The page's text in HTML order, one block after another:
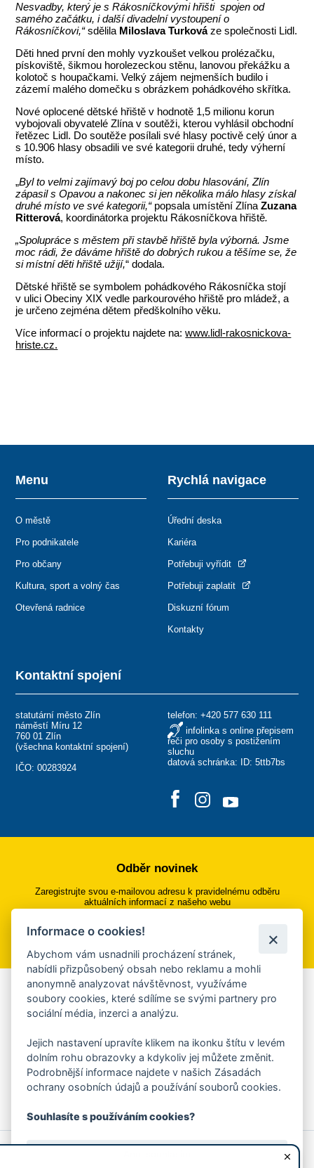
Nesvadby, který je s Rákosníčkovými hřišti spojen od
samého začátku, i další divadelní vystoupení o
Rákosníčkovi,“sdělila Miloslava Turkováze společnosti Lidl.
Děti hned první den mohly vyzkoušet velkou prolézačku,
pískoviště, šikmou horolezeckou stěnu, lanovou překážku a
kolotoč s houpačkami. Velký zájem nejmenších budilo i
zázemí malého domečku s obrázkem pohádkového skřítka.
Nové oplocené dětské hřiště v hodnotě 1,5 milionu korun
vybojovali obyvatelé Zlína v soutěži, kterou vyhlásil obchodní
řetězec Lidl. Do soutěže posílali své hlasy poctivě celý únor a
s 10.906 hlasy obsadili ve své kategorii druhé, tedy výherní
místo.
„Byl to velmi zajímavý boj po celou dobu hlasování, Zlín
zápasil s Opavou a nakonec si jen několika málo hlasy získal
druhé místo ve své kategorii,“ popsala umístění Zlína Zuzana
Ritterová, koordinátorka projektu Rákosníčkova hřiště.
„Spolupráce s městem při stavbě hřiště byla výborná. Jsme
moc rádi, že dáváme hřiště do dobrých rukou a těšíme se, že
si místní děti hřiště užijí,“ dodala.
Dětské hřiště se symbolem pohádkového Rákosníčka stojí
v ulici Obeciny XIX vedle parkourového hřiště pro mládež, a
je určeno zejména dětem předškolního věku.
Více informací o projektu najdete na:www.lidl-rakosnickova-
hriste.cz.
Kontaktní spojení
statutární město Zlín
náměstí Míru 12
760 01 Zlín
(všechna kontaktní spojení)
IČO: 00283924
telefon: +420 577 630 111
infolinka s online přepisem
řeči pro osoby s postižením
sluchu
datová schránka: ID: 5ttb7bs
Menu
O městě
Pro podnikatele
Pro občany
Kultura, sport a volný čas
Otevřená radnice
Rychlá navigace
Úřední deska
Kariéra
Potřebuji vyřídit
Potřebuji zaplatit
Diskuzní fórum
Kontakty
Odběr novinek
Zaregistrujte svou e-mailovou adresu k pravidelnému odběru
aktuálních informací z našeho webu
Přihlásit se k odběru
Aplikace Mobilní rozhlas
Chcete dostávat do svého mobilu či mailu upozornění na
ankety, pozvánky na kulturní a sportovní akce?
Více informací o aplikaci
© 2026 Magistrát města Zlína
Prohlášení o používání cookies
Informace o cookies!
Abychom vám usnadnili procházení stránek,
nabídli přizpůsobený obsah nebo reklamu a mohli
anonymně analyzovat návštěvnost, využíváme
soubory cookies, které sdílíme se svými partnery pro
sociální média, inzerci a analýzu.
Jejich nastavení upravíte klikem na ikonku štítu v levém
dolním rohu obrazovky a kdykoliv jej můžete změnit.
Podrobnější informace najdete v našich Zásadách
ochrany osobních údajů a používání souborů cookies.
Souhlasíte s používáním cookies?